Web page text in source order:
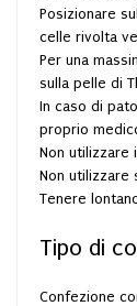
Posizionare
celle rivolta
Per una
sulla pelle di
In caso di
proprio
Non utilizzare
Non utilizzare
Tenere
Tipo di
Confezione